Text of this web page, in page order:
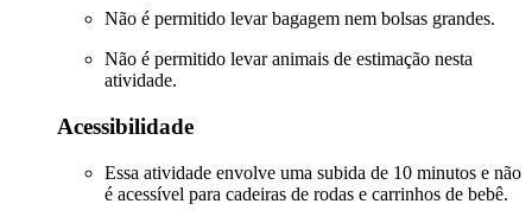
Não é permitido levar bagagem nem bolsas grandes.
Não é permitido levar animais de estimação nesta
atividade.
Acessibilidade
Essa atividade envolve uma subida de 10 minutos e não
é acessível para cadeiras de rodas e carrinhos de bebê.